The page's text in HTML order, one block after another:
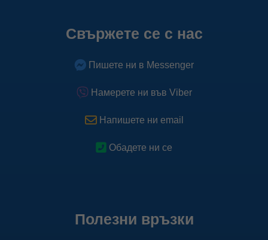
Свържете се с нас
Пишете ни в Messenger
Намерете ни във Viber
Напишете ни email
Обадете ни се
Полезни връзки